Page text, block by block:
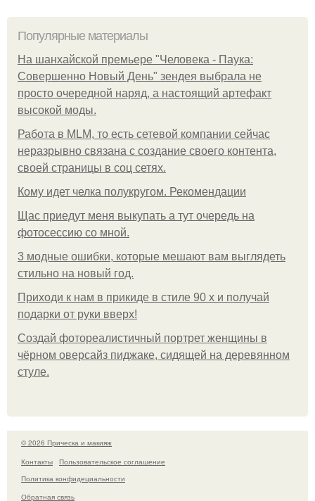
Популярные материалы
На шанхайской премьере "Человека - Паука:
Совершенно Новый День" зендея выбрала не
просто очередной наряд, а настоящий артефакт
высокой моды.
Работа в MLM, то есть сетевой компании сейчас
неразрывно связана с создание своего контента,
своей страницы в соц сетях.
Кому идет челка полукругом. Рекомендации
Щас приедут меня выкупать а тут очередь на
фотосессию со мной.
3 модные ошибки, которые мешают вам выглядеть
стильно на новый год.
Приходи к нам в прикиде в стиле 90 х и получай
подарки от руки вверх!
Создай фотореалистичный портрет женщины в
чёрном оверсайз пиджаке, сидящей на деревянном
стуле.
© 2026 Прическа и макияж
Контакты
Пользовательское соглашение
Политика конфидециальности
Обратная связь